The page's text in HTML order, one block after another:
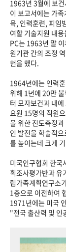
1963년 3월에 보
이 보고서에는 가
육, 인력훈련, 피임
여할 기술지원 내
PC는 1963년 말
원기관 간의 조정
헌을 했다.
1964년에는 인력
위해 1년에 20만
터 모자보건과 내
요원 15명의 직원
을 위한 진도측정
인 발전을 학술적
를 높이는데 크게
미국인구협회 한국
획조사평가반과 유
립가족계획연구소
1층으로 이전하여
1971년에는 미국
"전국 출산력 및 인